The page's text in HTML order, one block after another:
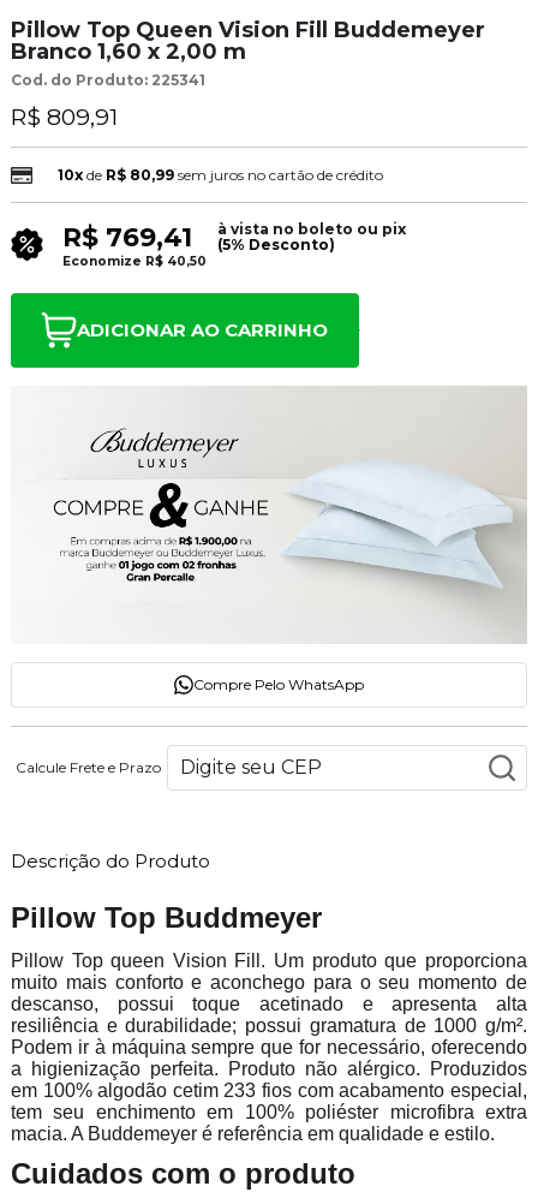
Pillow Top Queen Vision Fill Buddemeyer
Branco 1,60 x 2,00 m
Cod. do Produto: 225341
R$ 809,91
10xde R$ 80,99 sem juros no cartão de crédito
R$ 769,41
à vista no boleto ou pix
(5% Desconto)
Economize R$ 40,50
ADICIONAR AO CARRINHO
Compre Pelo WhatsApp
Calcule Frete e Prazo
Descrição do Produto
Pillow Top Buddmeyer
Pillow Top queen Vision Fill. Um produto que proporciona
muito mais conforto e aconchego para o seu momento de
descanso, possui toque acetinado e apresenta alta
resiliência e durabilidade; possui gramatura de 1000 g/m².
Podem ir à máquina sempre que for necessário, oferecendo
a higienização perfeita. Produto não alérgico. Produzidos
em 100% algodão cetim 233 fios com acabamento especial,
tem seu enchimento em 100% poliéster microfibra extra
macia. A Buddemeyer é referência em qualidade e estilo.
Cuidados com o produto